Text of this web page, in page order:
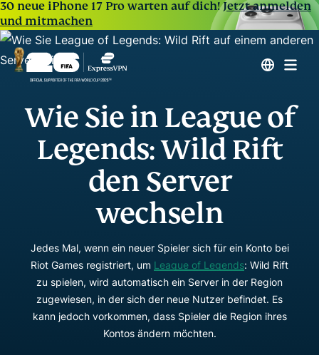
30 neue iPhone 17 Pro warten auf dich!Jetzt anmelden
und mitmachen
Wie Sie in League of
Legends: Wild Rift
den Server
wechseln
Jedes Mal, wenn ein neuer Spieler sich für ein Konto bei
Riot Games registriert, um League of Legends: Wild Rift
zu spielen, wird automatisch ein Server in der Region
zugewiesen, in der sich der neue Nutzer befindet. Es
kann jedoch vorkommen, dass Spieler die Region ihres
Kontos ändern möchten.